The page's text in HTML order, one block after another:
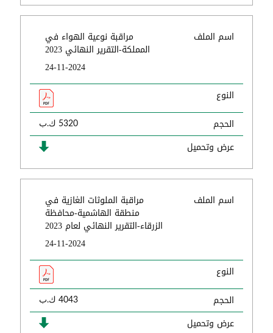
اسم الملف مراقبة نوعية الهواء في
المملكة-التقرير النهائي 2023
24-11-2024
النوع
الحجم
5320 ك.ب
عرض وتحميل
اسم الملف مراقبة الملوثات الغازية في
منطقة الهاشمية-محافظة
الزرقاء-التقرير النهائي لعام 2023
24-11-2024
النوع
الحجم
4043 ك.ب
عرض وتحميل